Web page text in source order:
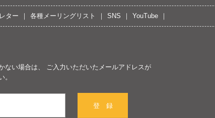
ター 各種メーリングリスト SNS YouTube
ない場合は、 ご入力いただいたメールアドレスが
。
登 録